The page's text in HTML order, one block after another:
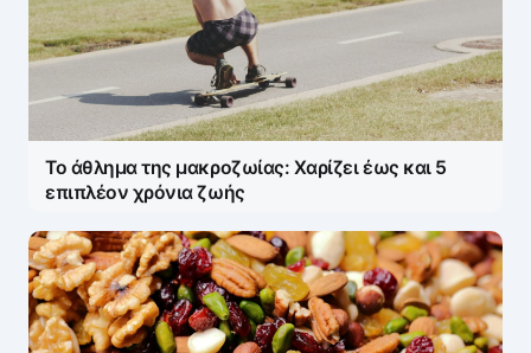
Το άθλημα της μακροζωίας: Χαρίζει έως και 5
επιπλέον χρόνια ζωής